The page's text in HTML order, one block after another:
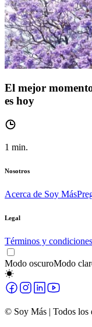
El mejor
es hoy
1 min.
Nosotros
Acerca de Soy Más
Legal
Términos y condiciones
Modo oscuroModo
© Soy Más | Todos los